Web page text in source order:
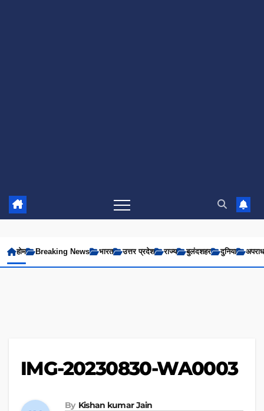
होम Breaking News भारत उत्तर प्रदेश राज्य बुलंदशहर दुनिया अपराध
IMG-20230830-WA0003
By Kishan kumar Jain